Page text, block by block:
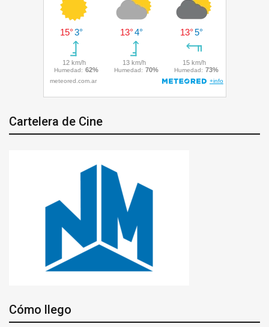
Cartelera de Cine
Cómo llego